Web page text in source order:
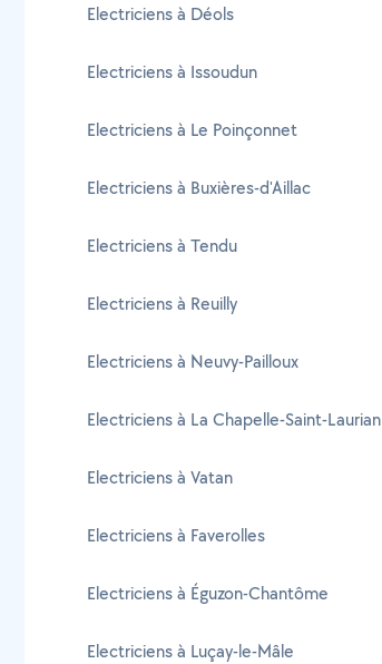
Electriciens à Déols
Electriciens à Issoudun
Electriciens à Le Poinçonnet
Electriciens à Buxières-d'Aillac
Electriciens à Tendu
Electriciens à Reuilly
Electriciens à Neuvy-Pailloux
Electriciens à La Chapelle-Saint-Laurian
Electriciens à Vatan
Electriciens à Faverolles
Electriciens à Éguzon-Chantôme
Electriciens à Luçay-le-Mâle